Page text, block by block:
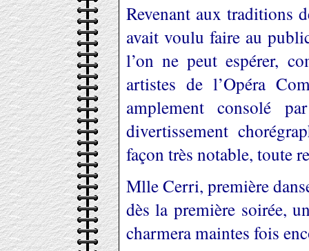
Revenant aux traditions
avait voulu faire au
l’on ne peut espérer,
artistes de l’Opéra
amplement consolé
divertissement
façon très notable, toute
Mlle Cerri, première
dès la première soirée,
charmera maintes fois